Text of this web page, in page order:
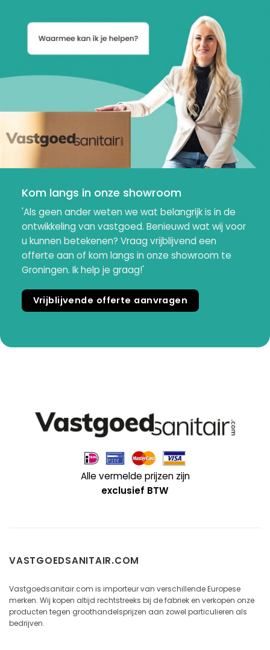
Kom langs in onze showroom
'Als geen ander weten we wat belangrijk is in de
ontwikkeling van vastgoed. Benieuwd wat wij voor
u kunnen betekenen? Vraag vrijblijvend een
offerte aan of kom langs in onze showroom te
Groningen. Ik help je graag!'
Vrijblijvende offerte aanvragen
Alle vermelde prijzen zijn
exclusief BTW
VASTGOEDSANITAIR.COM
Vastgoedsanitair.com is importeur van verschillende Europese
merken. Wij kopen altijd rechtstreeks bij de fabriek en verkopen onze
producten tegen groothandelsprijzen aan zowel particulieren als
bedrijven.